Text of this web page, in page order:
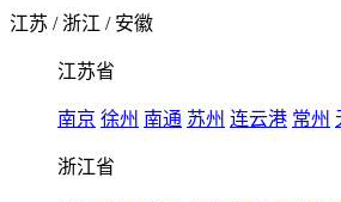
江苏 / 浙江 / 安徽
江苏省
南京 徐州 南通 苏州 连云港 常州
浙江省